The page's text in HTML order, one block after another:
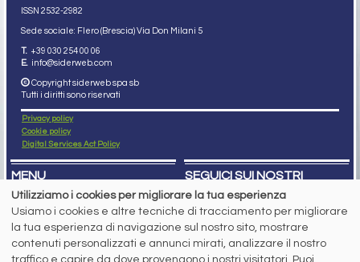
ISSN 2532-2982
Sede sociale: Flero (Brescia) Via Don Milani 5
T. +39 030 254 00 06
E. info@siderweb.com
Copyright siderweb spa sb
Tutti i diritti sono riservati
Privacy policy
Cookie policy
Digital Services Act Policy
MENU
NEWS
PREZZI ITALIA
MERCATI
SEGUICI SUI NOSTRI
SOCIAL NETWORK
Utilizziamo i cookies per migliorare la tua esperienza
Usiamo i cookies e altre tecniche di tracciamento per migliorare
la tua esperienza di navigazione sul nostro sito, mostrare
contenuti personalizzati e annunci mirati, analizzare il nostro
traffico e capire da dove provengono i nostri visitatori. Puoi